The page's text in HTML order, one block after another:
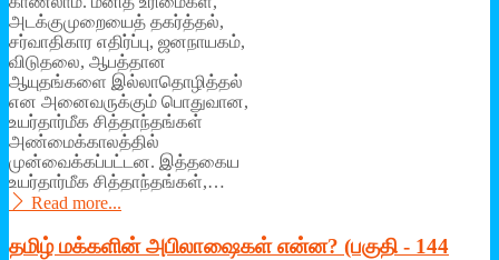
அடக்குமுறையைத் தகர்த்தல்,
சர்வாதிகார எதிர்ப்பு, ஜனநாயகம்,
விடுதலை, ஆபத்தான
ஆயுதங்களை இல்லாதொழித்தல்
என அனைவருக்கும் பொதுவான,
உயர்தார்மீக சித்தாந்தங்கள்
அண்மைக்காலத்தில்
முன்வைக்கப்பட்டன. இத்தகைய
உயர்தார்மீக சித்தாந்தங்கள்,…
Read more...
தமிழ் மக்களின் அபிலாஷைகள் என்ன? (பகுதி - 144